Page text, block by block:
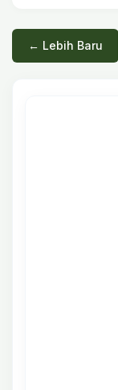
← Lebih Baru